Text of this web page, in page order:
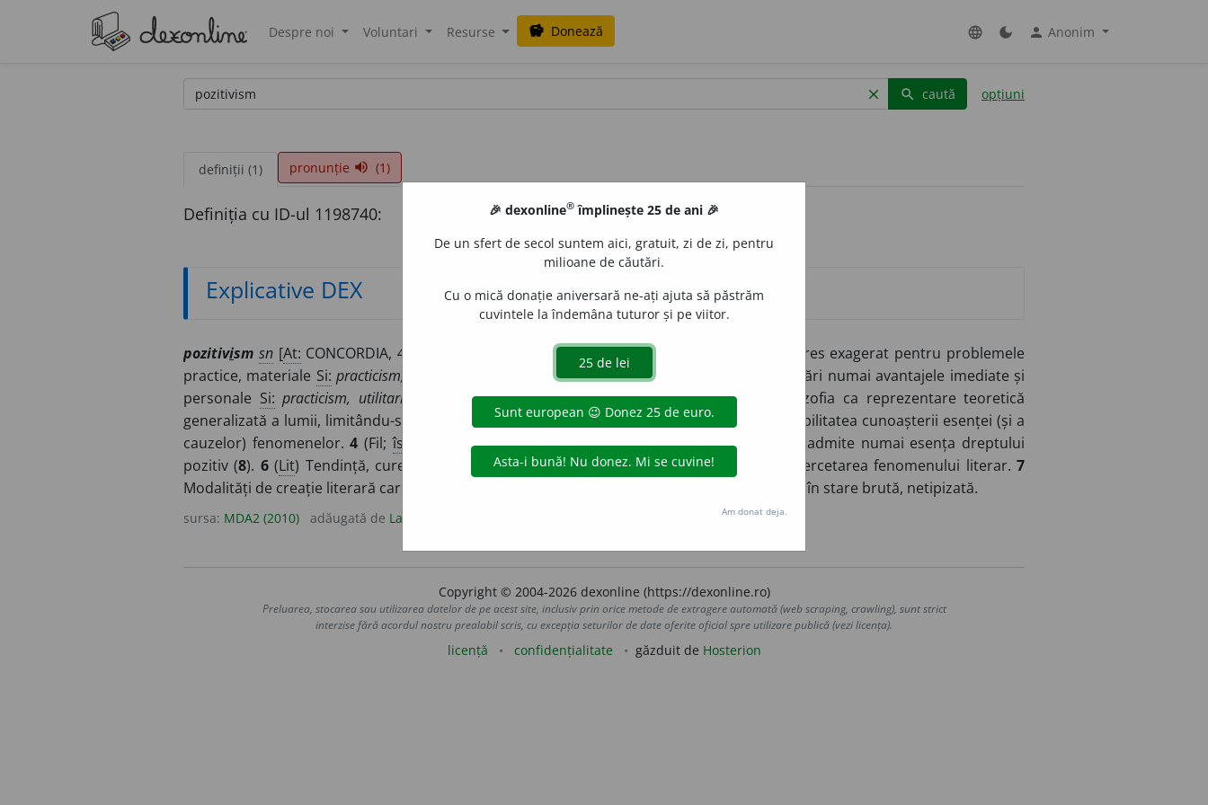
Despre noi Voluntari Resurse savings Donează language dark_mode person Anonim
clear search caută opțiuni
definiții (1) pronunție volume_up (1)
Definiția cu ID-ul 1198740:
Explicative DEX
pozitivism sn[At: CONCORDIA, 4 /Pl: ? /E: fr positivisme
(Rar) Interes exagerat pentru problemele
practice, materiale Si: practicism, utilitarism.
Tendință de a lua în considerare și de a urmări numai avantajele imediate și
personale Si: practicism, utilitarism. Curent filozofic dinsec.XIX-XX, care respinge filozofia ca reprezentare teoretică
generalizată a lumii, limitându-se la faptele confirmate de experiență și negând astfel posibilitatea cunoașterii esenței (și a
cauzelor) fenomenelor.4 (Fil;îs Neopozitivism.5Curent în științele juridice care admite numai esența dreptului
pozitiv (8). 6(Lit) Tendință, curent în critica literară care adoptă metodele scientiste în cercetarea fenomenului literar.7
Modalități de creație literară care tind să reproducă realitatea în faptele ei concrete, adesea în stare brută, netipizată.
sursa: MDA2 (2010) adăugată de LauraGellner
Copyright © 2004-2026 dexonline (https://dexonline.ro)
Preluarea, stocarea sau utilizarea datelor de pe acest site, inclusiv prin orice metode de extragere automată (web scraping, crawling), sunt strict
interzise fără acordul nostru prealabil scris, cu excepția seturilor de date oferite oficial spre utilizare publică (vezi licența).
licență confidențialitate găzduit de Hosterion
🎉 dexonline® împlinește 25 de ani 🎉
De un sfert de secol suntem aici, gratuit, zi de zi, pentru
milioane de căutări.
Cu o mică donație aniversară ne-ați ajuta să păstrăm
cuvintele la îndemâna tuturor și pe viitor.
Am donat deja.